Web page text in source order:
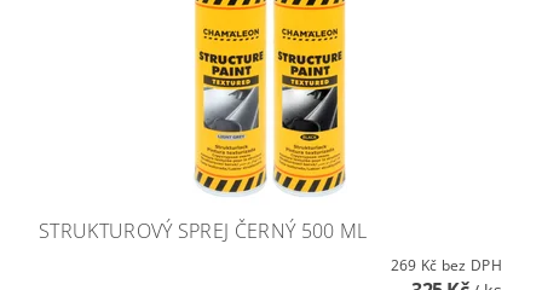
STRUKTUROVÝ SPREJ ČERNÝ 500 ML
269 Kč bez DPH